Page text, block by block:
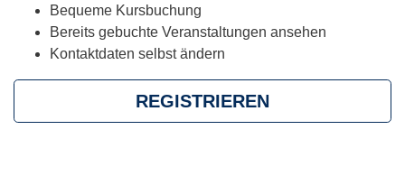
Bequeme Kursbuchung
Bereits gebuchte Veranstaltungen ansehen
Kontaktdaten selbst ändern
REGISTRIEREN